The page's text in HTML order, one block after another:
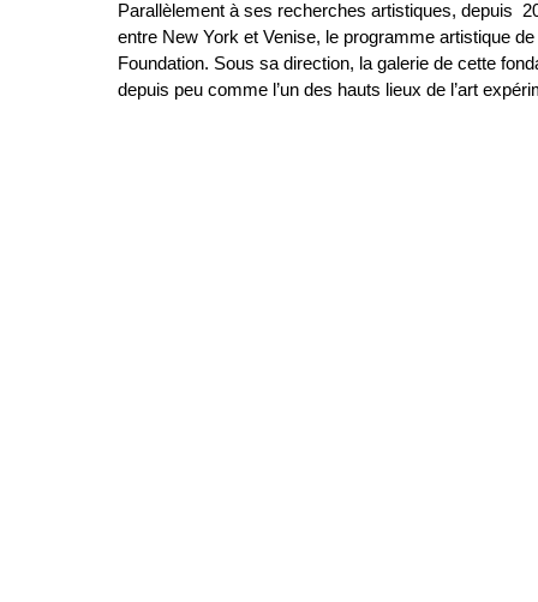
Parallèlement à ses recherches artistiques, depuis
entre New York et Venise, le programme artistique
Foundation. Sous sa direction, la galerie de cette
depuis peu comme l’un des hauts lieux de l’art